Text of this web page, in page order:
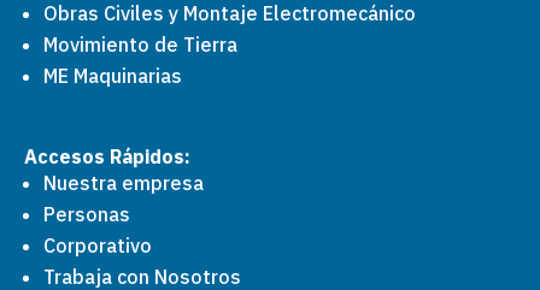
Obras Civiles y Montaje Electromecánico
Movimiento de Tierra
ME Maquinarias
Accesos Rápidos:
Nuestra empresa
Personas
Corporativo
Trabaja con Nosotros